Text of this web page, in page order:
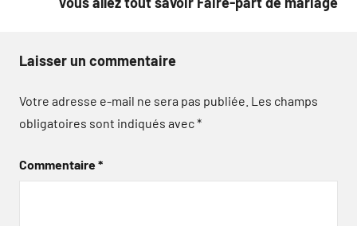
Laisser un commentaire
Votre adresse e-mail ne sera pas publiée. Les champs
obligatoires sont indiqués avec*
Commentaire*